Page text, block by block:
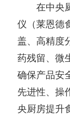
在中央厨
仪（莱恩德
盖、高精度
药残留、微
确保产品安
先进性、操
央厨房提升